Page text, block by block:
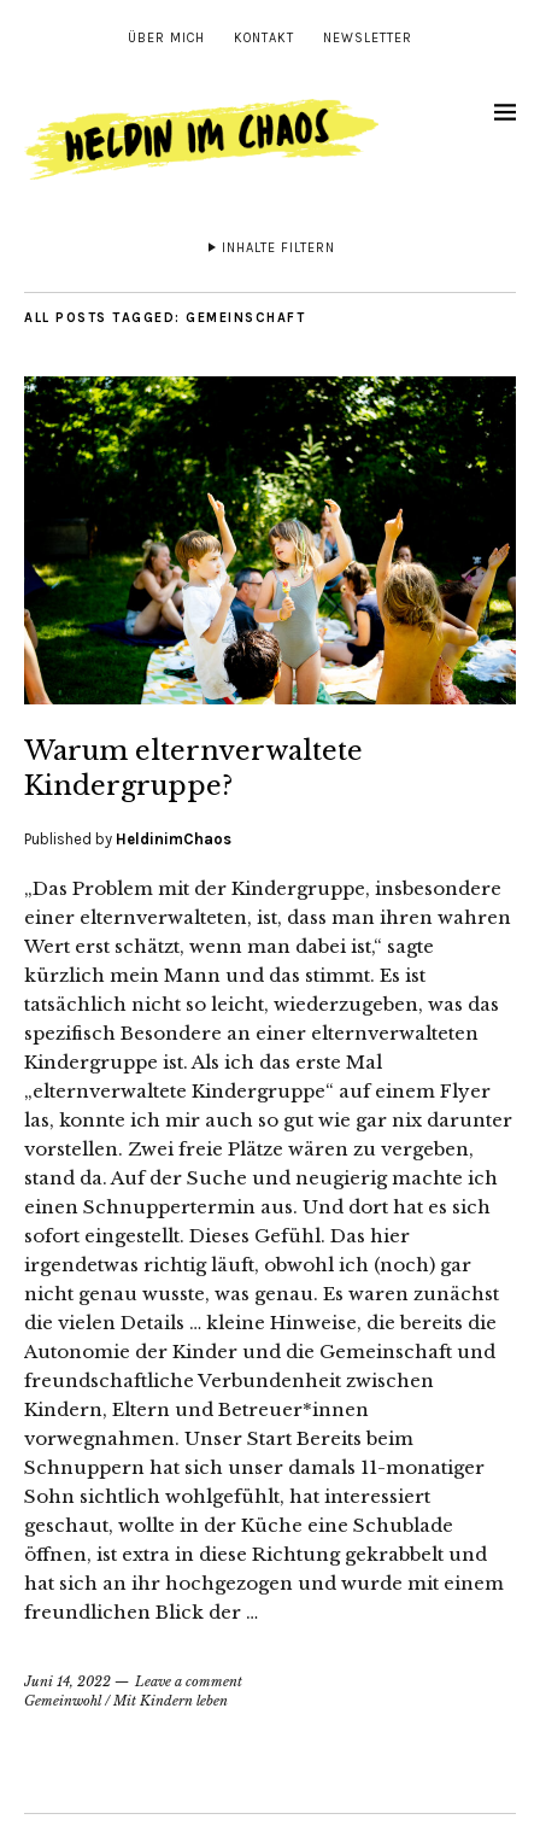
ÜBER MICH KONTAKT NEWSLETTER
INHALTE FILTERN
ALL POSTS TAGGED: GEMEINSCHAFT
Warum elternverwaltete
Kindergruppe?
Published by HeldinimChaos
„Das Problem mit der Kindergruppe, insbesondere
einer elternverwalteten, ist, dass man ihren wahren
Wert erst schätzt, wenn man dabei ist,“ sagte
kürzlich mein Mann und das stimmt. Es ist
tatsächlich nicht so leicht, wiederzugeben, was das
spezifisch Besondere an einer elternverwalteten
Kindergruppe ist. Als ich das erste Mal
„elternverwaltete Kindergruppe“ auf einem Flyer
las, konnte ich mir auch so gut wie gar nix darunter
vorstellen. Zwei freie Plätze wären zu vergeben,
stand da. Auf der Suche und neugierig machte ich
einen Schnuppertermin aus. Und dort hat es sich
sofort eingestellt. Dieses Gefühl. Das hier
irgendetwas richtig läuft, obwohl ich (noch) gar
nicht genau wusste, was genau. Es waren zunächst
die vielen Details … kleine Hinweise, die bereits die
Autonomie der Kinder und die Gemeinschaft und
freundschaftliche Verbundenheit zwischen
Kindern, Eltern und Betreuer*innen
vorwegnahmen. Unser Start Bereits beim
Schnuppern hat sich unser damals 11-monatiger
Sohn sichtlich wohlgefühlt, hat interessiert
geschaut, wollte in der Küche eine Schublade
öffnen, ist extra in diese Richtung gekrabbelt und
hat sich an ihr hochgezogen und wurde mit einem
freundlichen Blick der …
Juni 14, 2022
Leave a comment
Gemeinwohl/Mit Kindern leben